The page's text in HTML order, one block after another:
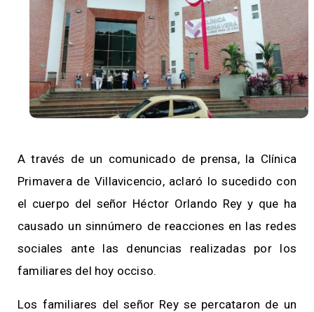
A través de un comunicado de prensa, la Clínica
Primavera de Villavicencio, aclaró lo sucedido con
el cuerpo del señor Héctor Orlando Rey y que ha
causado un sinnúmero de reacciones en las redes
sociales ante las denuncias realizadas por los
familiares del hoy occiso.
Los familiares del señor Rey se percataron de un